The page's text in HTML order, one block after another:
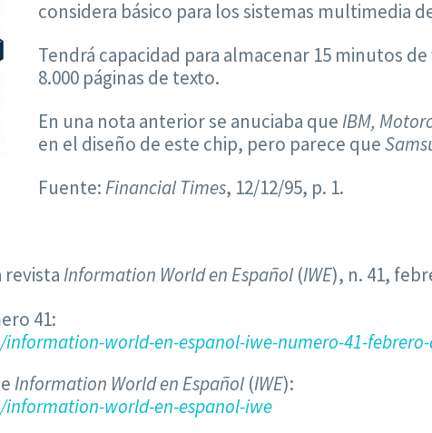
considera básico para los sistemas multimedia
Tendrá capacidad para almacenar 15 minutos
8.000 páginas de texto.
En una nota anterior se anuciaba queIBM,
en el diseño de este chip, pero parece que
Fuente:Financial Times, 12/12/95, p. 1.
revistaInformation World en Español (IWE), n. 41,
41:
world-en-espanol-iwe-numero-41-febrero-
Information World en Español (IWE):
world-en-espanol-iwe